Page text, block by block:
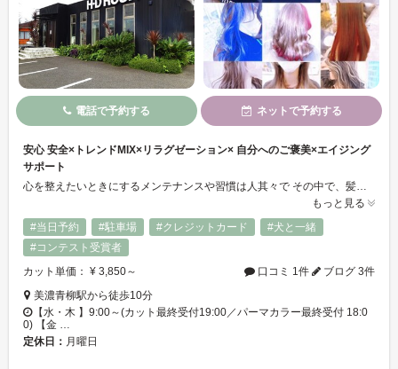
電話で予約する ネットで予約する
安心 安全×トレンドMIX×リラグゼーション× 自分へのご褒美×エイジング
サポート
心を整えたいときにするメンテナンスや習慣は人其々で その中で、髪やお肌のケアはとても大切で大きな役割をはたしています そんな大切な部分に関わらせて頂くという自覚をもって、 私たちは日々学び工夫し、お客様に寄り添えるお仕事を目指しております
もっと見る
#当日予約
#駐車場 #クレジットカード
#犬と一緒
#コンテスト受賞者
カット単価： ¥ 3,850～
口コミ 1件
ブログ 3件
美濃青柳駅から徒歩10分
【水・木 】9:00～(カット最終受付19:00／パーマカラー最終受付 18:0
0) 【金 …
定休日： 月曜日